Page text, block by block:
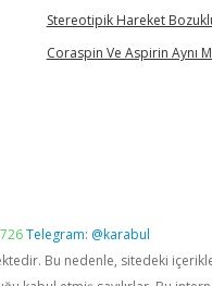
Stereotipik Hareket
Coraspin Ve Aspirin Aynı
Telegram: @karabul
Bu nedenle, sitedeki